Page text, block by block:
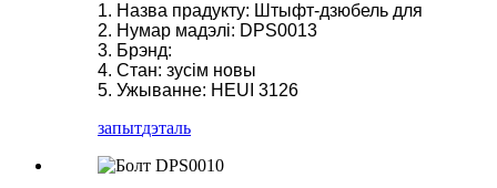
1. Назва прадукту: Штыфт-дзюбель для
2. Нумар мадэлі: DPS0013
3. Брэнд:
4. Стан: зусім новы
5. Ужыванне: HEUI 3126
запытдэталь